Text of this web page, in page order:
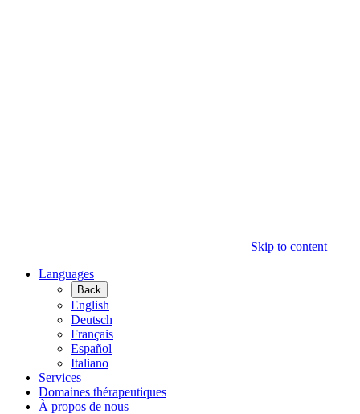
Skip to content
Languages
Back
English
Deutsch
Français
Español
Italiano
Services
Domaines thérapeutiques
À propos de nous